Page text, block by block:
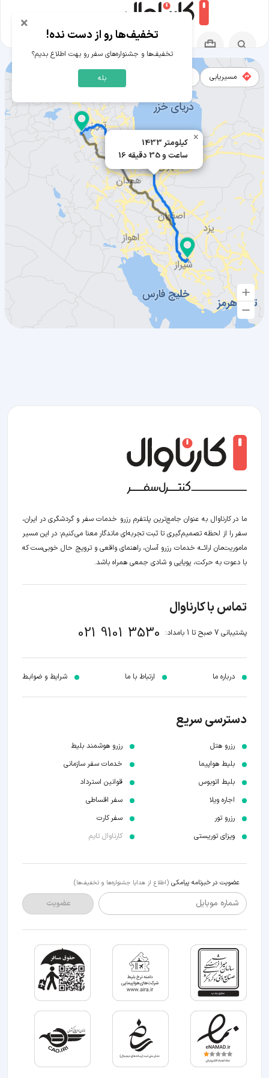
1433 کیلومتر
16 ساعت و 35 دقیقه
×
مسیریابی
مسیر مرودشت به ارومیه
ما در کارناوال به عنوان جامع‌ترین پلتفرم رزرو خدمات سفر و گردشگری در ایران،
سفر را از لحظه‌ تصمیم‌گیری تا ثبت تجربه‌ای ماندگار معنا می‌کنیم؛ در این مسیر‍
ماموریت‌مان اراﺋــﻪ خدمات رزرو آسان، راهنمای واقعی و ترویج حال خوبی‌ست که
با دعوت به حرکت، پویایی و شادی جمعی همراه باشد.
تماس با کارناوال
پشتیبانی 7 صبح تا 1 بامداد: 021 9101 3530
درباره ما ارتباط با ما شرایط و ضوابـط
دسترسی سریع
رزرو هتل
بلیط هواپیما
بلیط اتوبوس
اجاره ویلا
رزرو تور
ویزای توریستی
رزرو هوشمند بلیط
خدمات سفر سازمانی
قوانین استرداد
سفر اقساطی
سفر کارت
کارناوال تایم
عضویت در خبرنامه پیامکی (اطلاع از هدایا جشنواره‌ها و تخفیف‌ها)
شماره موبایل عضویت
× تخفیف‌ها رو از دست نده!
تخفیف‌ها و جشنواره‌های سفر رو بهت اطلاع بدیم؟
بله